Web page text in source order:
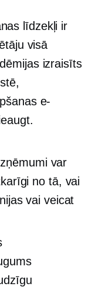
līdzekļi ir
visā
izraisīts
e-
var
no tā, vai
vai veicat